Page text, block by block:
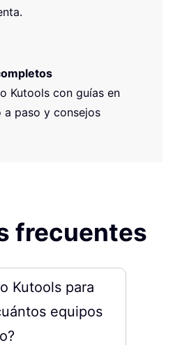
Kutools con guías en
a paso y consejos
frecuentes
Kutools para
equipos